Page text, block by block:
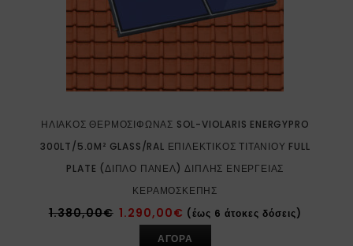
ΗΛΙΑΚΌΣ ΘΕΡΜΟΣΊΦΩΝΑΣ SOL-VIOLARIS ENERGYPRO
300LT/5.0M² GLASS/RAL ΕΠΙΛΕΚΤΙΚΌΣ ΤΙΤΑΝΊΟΥ FULL
PLATE (ΔΙΠΛΌ ΠΆΝΕΛ) ΔΙΠΛΉΣ ΕΝΈΡΓΕΙΑΣ
ΚΕΡΑΜΟΣΚΕΠΉΣ
1.380,00€ 1.290,00€ (έως 6 άτοκες δόσεις)
ΑΓΟΡΑ